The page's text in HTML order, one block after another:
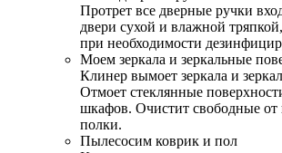
Протрет все дверные ручки
двери сухой и влажной тряпкой,
при необходимости
Моем зеркала и зеркальные
Клинер вымоет зеркала и
Отмоет стеклянные
шкафов. Очистит свободные от
полки.
Пылесосим коврик и пол